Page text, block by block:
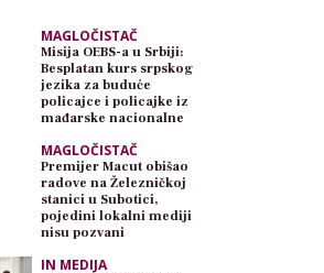
MAGLOČISTAČ
Misija OEBS-a u Srbiji:
Besplatan kurs srpskog
jezika za buduće
policajce i policajke iz
mađarske nacionalne
MAGLOČISTAČ
Premijer Macut obišao
radove na Železničkoj
stanici u Subotici,
pojedini lokalni mediji
nisu pozvani
IN MEDIJA